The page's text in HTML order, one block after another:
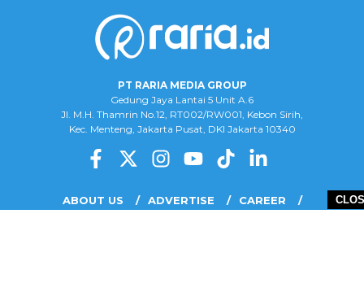
PT RARIA MEDIA GROUP
Gedung Jaya Lantai 5 Unit A.6
Jl. M.H. Thamrin No.12, RT002/RW001, Kebon Sirih,
Kec. Menteng, Jakarta Pusat, DKI Jakarta 10340
ABOUT US ADVERTISE
CAREER